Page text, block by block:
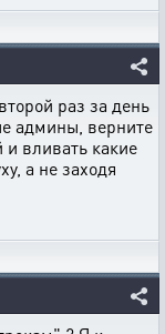
раз за день
админы, верните
вливать какие
а не заходя